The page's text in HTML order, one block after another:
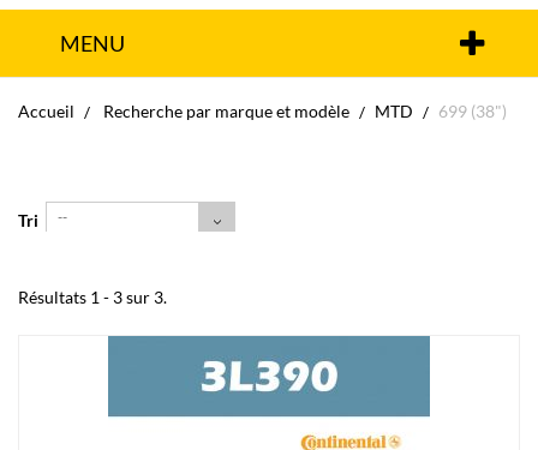
MENU
Accueil Recherche par marque et modèle MTD 699 (38")
Tri --
Résultats 1 - 3 sur 3.